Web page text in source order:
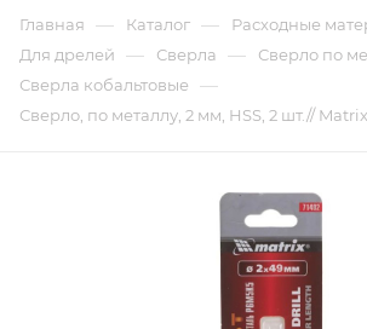
Главная — Каталог — Расходные
Для дрелей — Сверла — Сверло по
Сверла кобальтовые —
Сверло, по металлу, 2 мм, HSS, 2 шт.// Matrix